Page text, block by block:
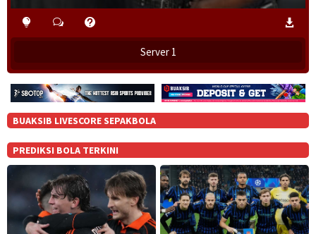
Server 1
BUAKSIB LIVESCORE SEPAKBOLA
PREDIKSI BOLA TERKINI